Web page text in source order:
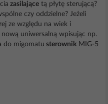
zasilające tą płytę sterującą?
czy oddzielne? Jeżeli
ze względu na wiek i
uniwersalną wpisując np.
do migomatu sterownik MIG-5